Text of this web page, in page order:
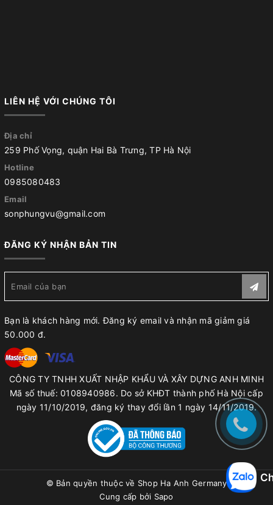
LIÊN HỆ VỚI CHÚNG TÔI
Địa chỉ
259 Phố Vọng, quận Hai Bà Trưng, TP Hà Nội
Hotline
0985080483
Email
sonphungvu@gmail.com
ĐĂNG KÝ NHẬN BẢN TIN
Bạn là khách hàng mới. Đăng ký email và nhận mã giảm giá
50.000 đ.
CÔNG TY TNHH XUẤT NHẬP KHẨU VÀ XÂY DỰNG ANH MINH
Mã số thuế: 0108940986. Do sở KHĐT thành phố Hà Nội cấp
ngày 11/10/2019, đăng ký thay đổi lần 1 ngày 14/11/2019.
© Bản quyền thuộc về Shop Ha Anh Germany
Cung cấp bởi Sapo